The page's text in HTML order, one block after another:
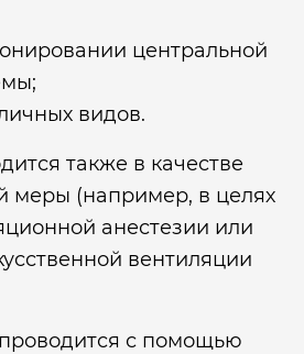
центральной
видов.
также в качестве
меры (например, в целях
анестезии или
вентиляции
с помощью